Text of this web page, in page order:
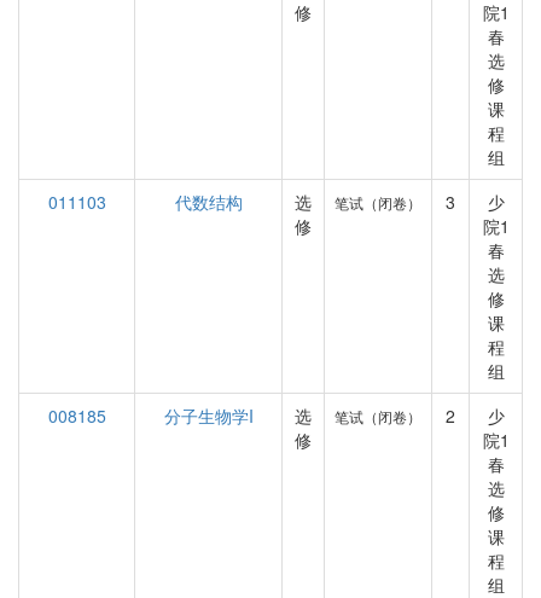
修
院1
春
选
修
课
程
组
011103
代数结构
选
修
笔试（闭卷） 3
少
院1
春
选
修
课
程
组
008185
分子生物学I
选
修
笔试（闭卷） 2
少
院1
春
选
修
课
程
组